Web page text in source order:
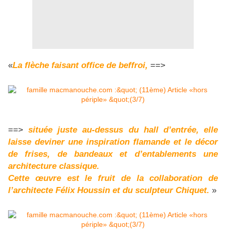
«La flèche faisant office de beffroi, ==>
==>située juste au-dessus du hall d’entrée, elle
laisse deviner une inspiration flamande et le décor
de frises, de bandeaux et d’entablements une
architecture classique.
Cette œuvre est le fruit de la collaboration de
l’architecte Félix Houssin et du sculpteur Chiquet. »